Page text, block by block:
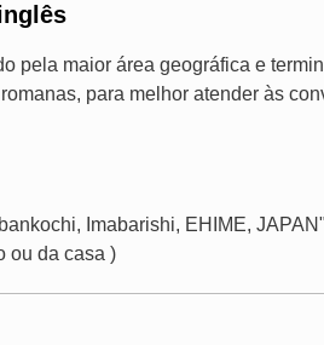
pela maior área geográfica e
para melhor atender às
Imabarishi, EHIME,
ou da casa )